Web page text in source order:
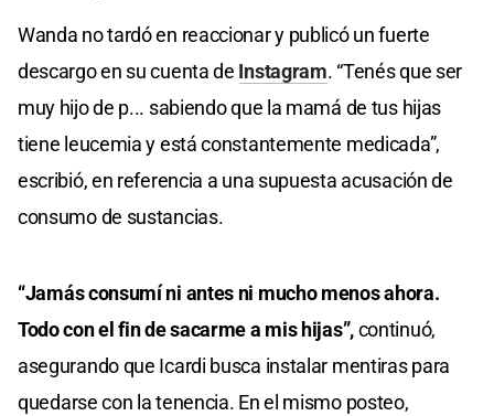
Wanda no tardó en reaccionar y publicó un fuerte
descargo en su cuenta de Instagram. “Tenés que ser
muy hijo de p... sabiendo que la mamá de tus hijas
tiene leucemia y está constantemente medicada”,
escribió, en referencia a una supuesta acusación de
consumo de sustancias.
“Jamás consumí ni antes ni mucho menos ahora.
Todo con el fin de sacarme a mis hijas”,continuó,
asegurando que Icardi busca instalar mentiras para
quedarse con la tenencia. En el mismo posteo,